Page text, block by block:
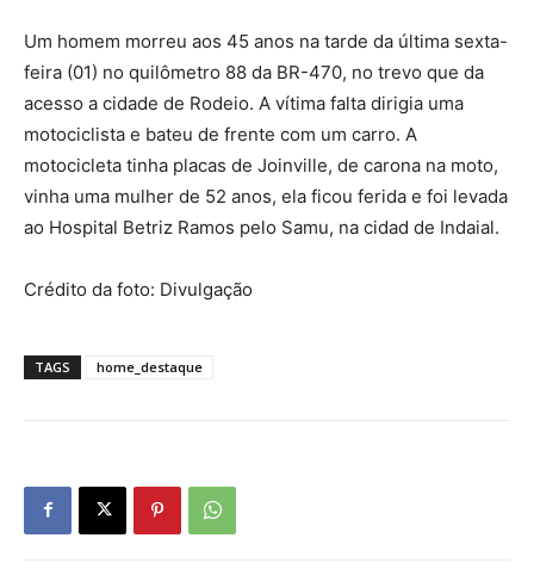
Um homem morreu aos 45 anos na tarde da última sexta-
feira (01) no quilômetro 88 da BR-470, no trevo que da
acesso a cidade de Rodeio. A vítima falta dirigia uma
motociclista e bateu de frente com um carro. A
motocicleta tinha placas de Joinville, de carona na moto,
vinha uma mulher de 52 anos, ela ficou ferida e foi levada
ao Hospital Betriz Ramos pelo Samu, na cidad de Indaial.
Crédito da foto: Divulgação
TAGS home_destaque